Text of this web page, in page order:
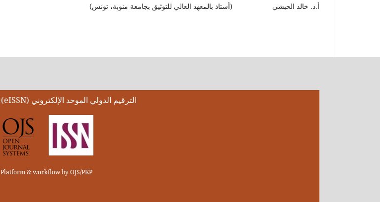
أ.د. خالد الحبشي (أستاذ بالمعهد العالي للتوثيق بجامعة منوبة، تونس)
الترقيم الدولي الموحد الإلكتروني (eISSN): 2811-6364
Platform & workflow by OJS/PKP